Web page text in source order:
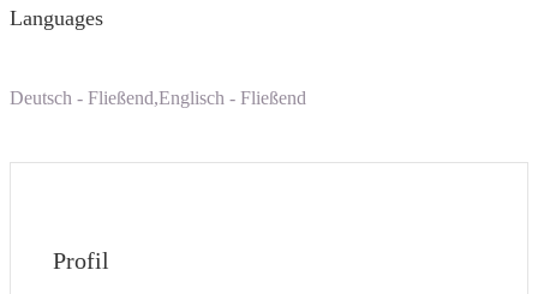
Languages
Deutsch - Fließend,Englisch - Fließend
Profil